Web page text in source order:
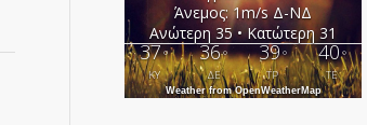
Άνεμος: 1m/s Δ-ΝΔ
Ανώτερη 35 • Κατώτερη 31
37°
ΚΥ
36°
ΔΕ
39°
ΤΡ
40°
ΤΕ
Weather from OpenWeatherMap